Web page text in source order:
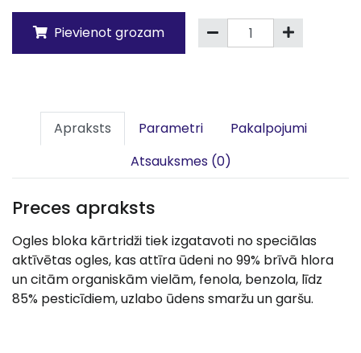
Pievienot grozam
Apraksts Parametri
Pakalpojumi
Atsauksmes (0)
Preces apraksts
Ogles bloka kārtridži tiek izgatavoti no speciālas
aktīvētas ogles, kas attīra ūdeni no 99% brīvā hlora
un citām organiskām vielām, fenola, benzola, līdz
85% pesticīdiem, uzlabo ūdens smaržu un garšu.